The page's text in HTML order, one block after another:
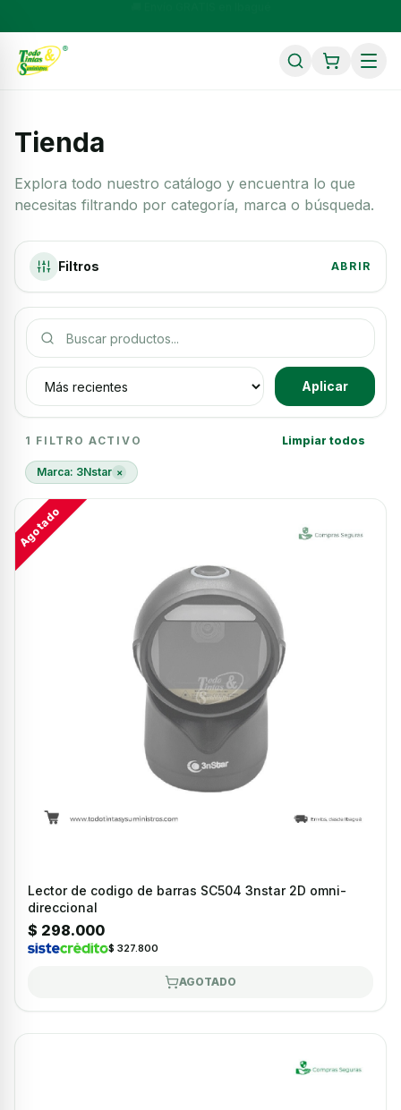
Tienda
Explora todo nuestro catálogo y encuentra lo que
necesitas filtrando por categoría, marca o búsqueda.
Filtros ABRIR
Buscar productos
Ordenar productos
Aplicar
2 resultados
1 FILTRO ACTIVO Limpiar todos
Marca: 3Nstar ×
Agotado
Lector de codigo de barras SC504 3nstar 2D omni-
direccional
$ 298.000
$ 327.800
AGOTADO